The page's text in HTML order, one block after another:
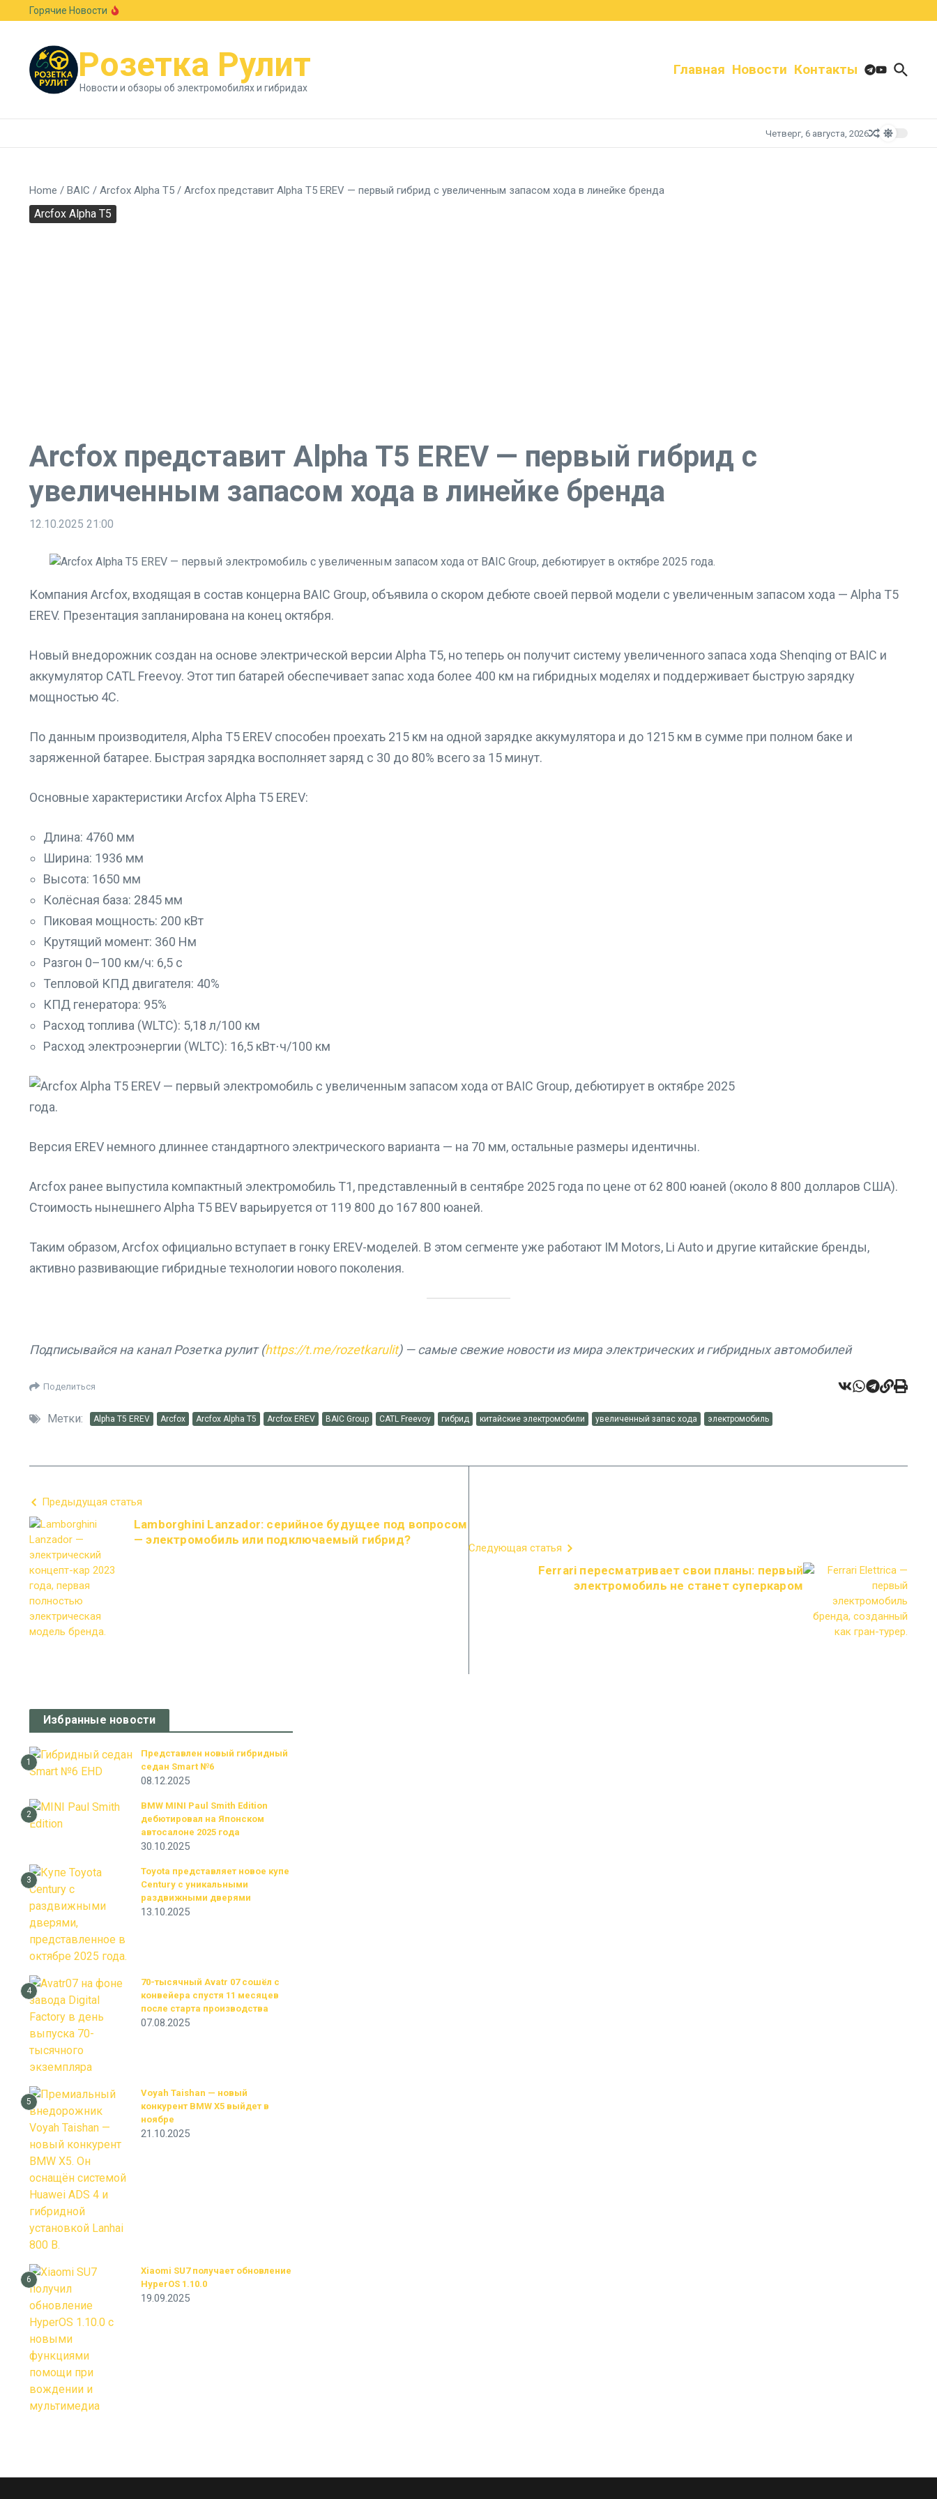
Перейти к содержанию
Горячие Новости
В стиле Neue Klasse: BMW показала новый кроссовер X5 с мотором B58 и запасом хода 1000 км
Розетка Рулит
Новости и обзоры об электромобилях и гибридах
Главная Новости Контакты
Четверг, 6 августа, 2026
Home / BAIC / Arcfox Alpha T5 / Arcfox представит Alpha T5 EREV — первый гибрид с увеличенным запасом хода в линейке бренда
Arcfox Alpha T5
Arcfox представит Alpha T5 EREV — первый гибрид с
увеличенным запасом хода в линейке бренда
12.10.2025 21:00
Компания Arcfox, входящая в состав концерна BAIC Group, объявила о скором дебюте своей первой модели с увеличенным запасом хода — Alpha T5
EREV. Презентация запланирована на конец октября.
Новый внедорожник создан на основе электрической версии Alpha T5, но теперь он получит систему увеличенного запаса хода Shenqing от BAIC и
аккумулятор CATL Freevoy. Этот тип батарей обеспечивает запас хода более 400 км на гибридных моделях и поддерживает быструю зарядку
мощностью 4C.
По данным производителя, Alpha T5 EREV способен проехать 215 км на одной зарядке аккумулятора и до 1215 км в сумме при полном баке и
заряженной батарее. Быстрая зарядка восполняет заряд с 30 до 80% всего за 15 минут.
Основные характеристики Arcfox Alpha T5 EREV:
Длина: 4760 мм
Ширина: 1936 мм
Высота: 1650 мм
Колёсная база: 2845 мм
Пиковая мощность: 200 кВт
Крутящий момент: 360 Нм
Разгон 0–100 км/ч: 6,5 с
Тепловой КПД двигателя: 40%
КПД генератора: 95%
Расход топлива (WLTC): 5,18 л/100 км
Расход электроэнергии (WLTC): 16,5 кВт⋅ч/100 км
Версия EREV немного длиннее стандартного электрического варианта — на 70 мм, остальные размеры идентичны.
Arcfox ранее выпустила компактный электромобиль T1, представленный в сентябре 2025 года по цене от 62 800 юаней (около 8 800 долларов США).
Стоимость нынешнего Alpha T5 BEV варьируется от 119 800 до 167 800 юаней.
Таким образом, Arcfox официально вступает в гонку EREV-моделей. В этом сегменте уже работают IM Motors, Li Auto и другие китайские бренды,
активно развивающие гибридные технологии нового поколения.
Подписывайся на канал Розетка рулит (https://t.me/rozetkarulit) — самые свежие новости из мира электрических и гибридных автомобилей
Поделиться
Метки: Alpha T5 EREV Arcfox Arcfox Alpha T5 Arcfox EREV BAIC Group CATL Freevoy гибрид китайские электромобили увеличенный запас хода электромобиль
Предыдущая статья
Lamborghini Lanzador: серийное будущее под вопросом
— электромобиль или подключаемый гибрид?
Следующая статья
Ferrari пересматривает свои планы: первый
электромобиль не станет суперкаром
Избранные новости
1
Представлен новый гибридный
седан Smart №6
08.12.2025
2
BMW MINI Paul Smith Edition
дебютировал на Японском
автосалоне 2025 года
30.10.2025
3
Toyota представляет новое купе
Century с уникальными
раздвижными дверями
13.10.2025
4
70-тысячный Avatr 07 сошёл с
конвейера спустя 11 месяцев
после старта производства
07.08.2025
5
Voyah Taishan — новый
конкурент BMW X5 выйдет в
ноябре
21.10.2025
6
Xiaomi SU7 получает обновление
HyperOS 1.10.0
19.09.2025